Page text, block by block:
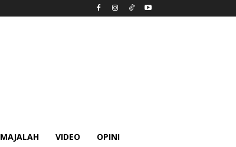
MAJALAH VIDEO OPINI